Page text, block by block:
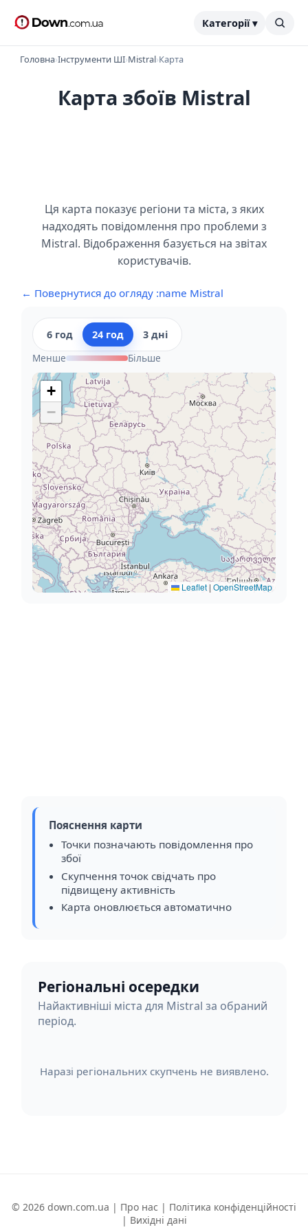
Категорії ▾
Головна›Інструменти ШІ›Mistral›Карта
Карта збоїв Mistral
Ця карта показує регіони та міста, з яких
надходять повідомлення про проблеми з
Mistral. Відображення базується на звітах
користувачів.
← Повернутися до огляду :name Mistral
6 год 24 год
3 дні
Менше
Більше
+
−
Leaflet | OpenStreetMap
Пояснення карти
Точки позначають повідомлення про
збої
Скупчення точок свідчать про
підвищену активність
Карта оновлюється автоматично
Регіональні осередки
Найактивніші міста для Mistral за обраний
період.
Наразі регіональних скупчень не виявлено.
© 2026 down.com.ua | Про нас | Політика конфіденційності
| Вихідні дані